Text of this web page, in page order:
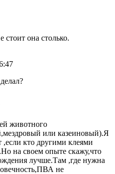
стоит она столько.
животного
или казеиновый).Я
кто другими клеями
на своем опыте скажу,что
лучше.Там ,где нужна
не